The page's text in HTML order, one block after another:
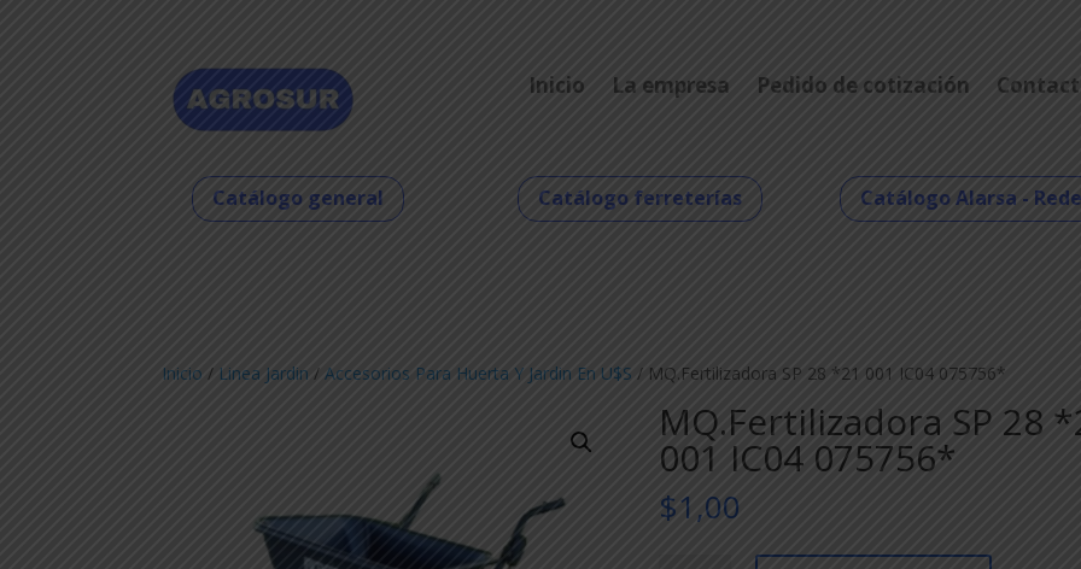
Inicio La empresa Pedido de cotización
Catálogo general Catálogo ferreterías Catálogo Alarsa -
Inicio / Linea Jardin /Accesorios Para Huerta Y Jardin En U$S / MQ.Fertilizadora SP 28 *21 001 IC04 075756*
MQ.Fertilizadora SP 28
001 IC04 075756*
$1,00